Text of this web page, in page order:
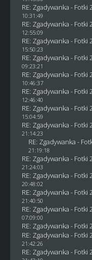
RE: Zgadywanka - Fotki
10:31:49
RE: Zgadywanka - Fotki
12:55:09
RE: Zgadywanka - Fotki
15:50:23
RE: Zgadywanka - Fotki
09:23:21
RE: Zgadywanka - Fotki
10:46:37
RE: Zgadywanka - Fotki
12:46:40
RE: Zgadywanka - Fotki
15:04:59
RE: Zgadywanka - Fotki
21:14:23
RE: Zgadywanka -
21:19:18
RE: Zgadywanka - Fotki
21:24:03
RE: Zgadywanka - Fotki
20:48:02
RE: Zgadywanka - Fotki
21:40:50
RE: Zgadywanka - Fotki
07:09:00
RE: Zgadywanka - Fotki
RE: Zgadywanka - Fotki
21:42:26
RE: Zgadywanka - Fotki